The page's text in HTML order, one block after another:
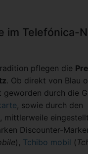
im Telefónica-
pflegen die
. Ob direkt von Blau
geworden durch die
, sowie durch den
mittlerweile
Discounter-
), Tchibo mobil (